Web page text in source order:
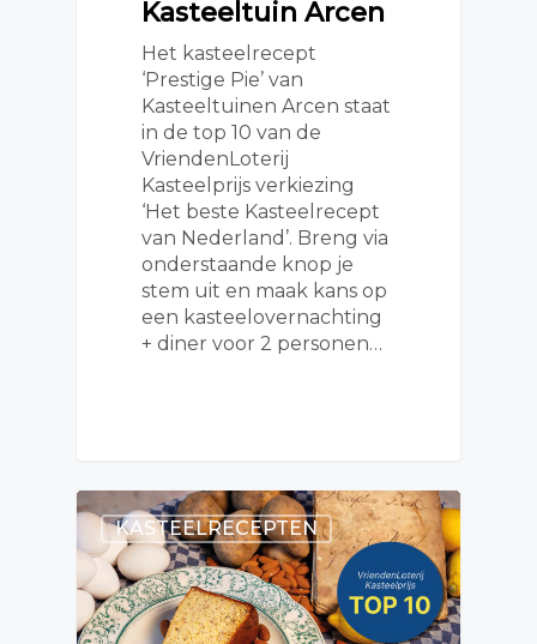
Kasteeltuin Arcen
Het kasteelrecept
‘Prestige Pie’ van
Kasteeltuinen Arcen staat
in de top 10 van de
VriendenLoterij
Kasteelprijs verkiezing
‘Het beste Kasteelrecept
van Nederland’. Breng via
onderstaande knop je
stem uit en maak kans op
een kasteelovernachting
+ diner voor 2 personen…
KASTEELRECEPTEN